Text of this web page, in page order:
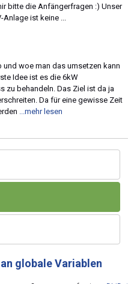
bitte die Anfängerfragen :) Unser
ist keine ...
woe man das umsetzen kann
Idee ist es die 6kW
zu behandeln. Das Ziel ist da ja
Da für eine gewisse Zeit
...mehr lesen
globale Variablen